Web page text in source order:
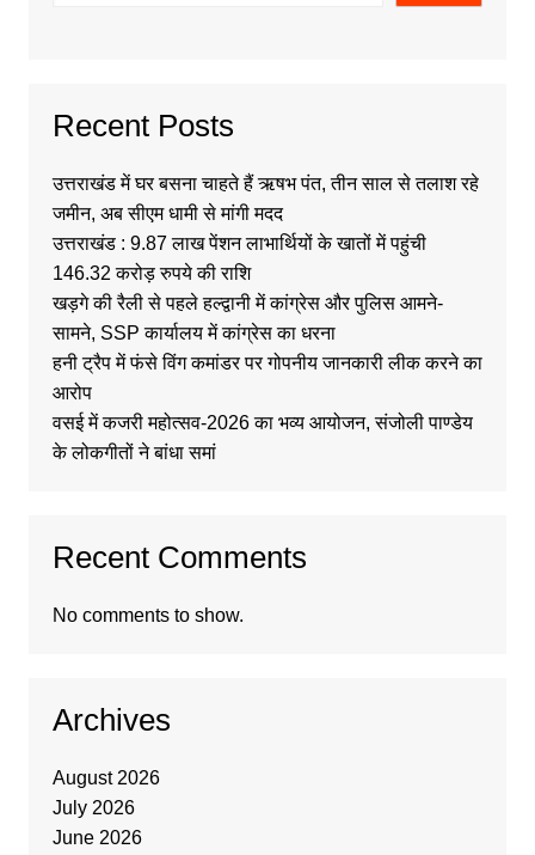
Recent Posts
उत्तराखंड में घर बसना चाहते हैं ऋषभ पंत, तीन साल से तलाश रहे
जमीन, अब सीएम धामी से मांगी मदद
उत्तराखंड : 9.87 लाख पेंशन लाभार्थियों के खातों में पहुंची
146.32 करोड़ रुपये की राशि
खड़गे की रैली से पहले हल्द्वानी में कांग्रेस और पुलिस आमने-
सामने, SSP कार्यालय में कांग्रेस का धरना
हनी ट्रैप में फंसे विंग कमांडर पर गोपनीय जानकारी लीक करने का
आरोप
वसई में कजरी महोत्सव-2026 का भव्य आयोजन, संजोली पाण्डेय
के लोकगीतों ने बांधा समां
Recent Comments
No comments to show.
Archives
August 2026
July 2026
June 2026